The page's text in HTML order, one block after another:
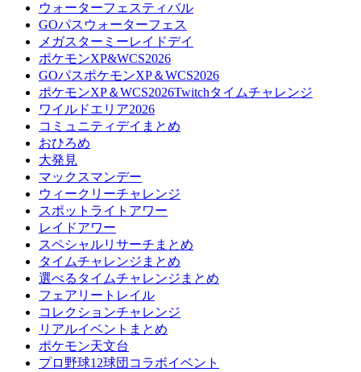
ウォーターフェスティバル
GOパスウォーターフェス
メガスターミーレイドデイ
ポケモンXP&WCS2026
GOパスポケモンXP＆WCS2026
ポケモンXP＆WCS2026Twitchタイムチャレンジ
ワイルドエリア2026
コミュニティデイまとめ
おひろめ
大発見
マックスマンデー
ウィークリーチャレンジ
スポットライトアワー
レイドアワー
スペシャルリサーチまとめ
タイムチャレンジまとめ
選べるタイムチャレンジまとめ
フェアリートレイル
コレクションチャレンジ
リアルイベントまとめ
ポケモン天文台
プロ野球12球団コラボイベント